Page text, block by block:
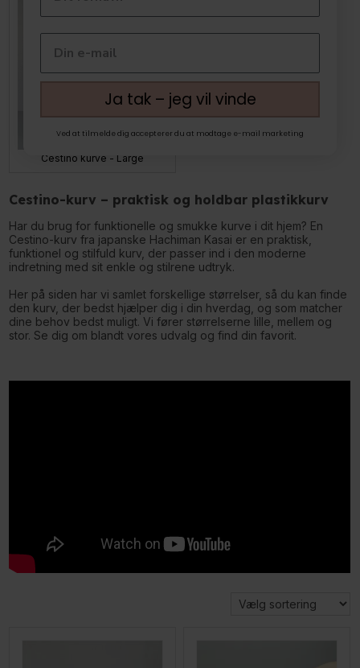
Cestino kurve - Large
Cestino-kurv – praktisk og holdbar plastikkurv
Har du brug for funktionelle og smukke kurve i dit hjem? En
Cestino-kurv fra japanske Hachiman Kasai er en praktisk,
funktionel og stilfuld kurv, der passer ind i den moderne
indretning med sit enkle og stilrene udtryk.
Her på siden har vi samlet forskellige størrelser, så du kan finde
den kurv, der bedst hjælper dig i din hverdag, og som matcher
dine behov bedst muligt. Vi fører størrelserne lille, mellem og
stor. Se dig om blandt vores udvalg og find din favorit.
Ja tak – jeg vil vinde
Ved at tilmelde dig accepterer du at modtage e-mail marketing